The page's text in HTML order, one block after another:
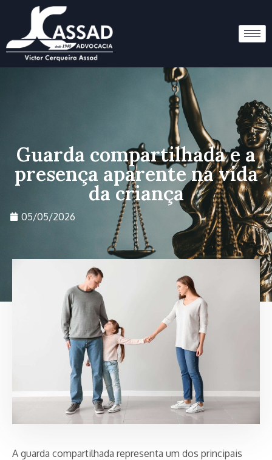
Guarda compartilhada e a
presença aparente na vida
da criança
05/05/2026
A guarda compartilhada representa um dos principais